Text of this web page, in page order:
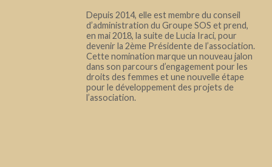
Depuis 2014, elle est membre du conseil
d’administration du Groupe SOS et prend,
en mai 2018, la suite de Lucia Iraci, pour
devenir la 2ème Présidente de l’association.
Cette nomination marque un nouveau jalon
dans son parcours d’engagement pour les
droits des femmes et une nouvelle étape
pour le développement des projets de
l’association.